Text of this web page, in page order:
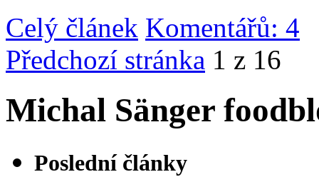
Celý článek Komentářů: 4
Předchozí stránka 1 z 16
Michal Sänger
Poslední články